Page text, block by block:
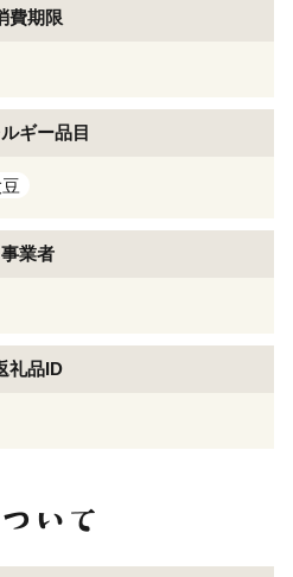
費期限
ギー品目
事業者
礼品ID